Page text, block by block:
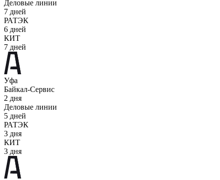
Деловые линии
7 дней
РАТЭК
6 дней
КИТ
7 дней
Уфа
Байкал-Сервис
2 дня
Деловые линии
5 дней
РАТЭК
3 дня
КИТ
3 дня